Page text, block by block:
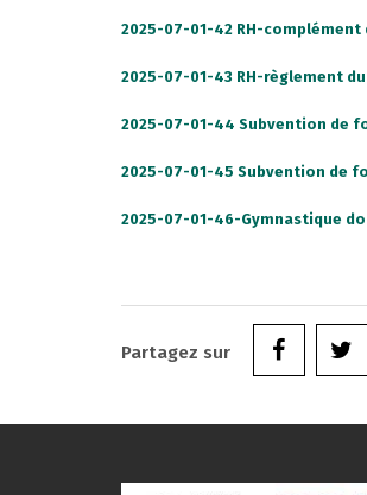
2025-07-01-42 RH-
2025-07-01-43 RH-règlement
2025-07-01-44 Subvention de
2025-07-01-45 Subvention de
2025-07-01-46-Gymnastique
Partagez sur